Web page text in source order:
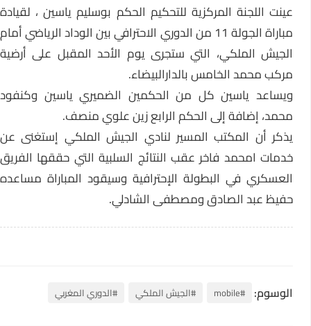
عينت اللجنة المركزية للتحكيم الحكم بوسليم ياسين ، لقيادة
مباراة الجولة 11 من الدوري الاحترافي بين الوداد الرياضي أمام
الجيش الملكي، التي ستجرى يوم الأحد المقبل على أرضية
مركب محمد الخامس بالدارالبيضاء.
ويساعد ياسين كل من الحكمين الضميري ياسين وكنفود
محمد، إضافة إلى الحكم الرابع زين علوي منصف.
يذكر أن المكتب المسير لنادي الجيش الملكي إستغنى عن
خدمات امحمد فاخر عقب النتائج السلبية التي حققها الفريق
العسكري في البطولة الإحترافية وسيقود المباراة مساعده
حفيظ عبد الصادق ومصطفى الشادلي.
الوسوم: #mobile #الجيش الملكي #الدوري المغربي